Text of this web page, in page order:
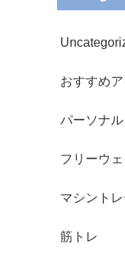
おすすめ
パーソナ
フリーウ
マシント
筋トレ